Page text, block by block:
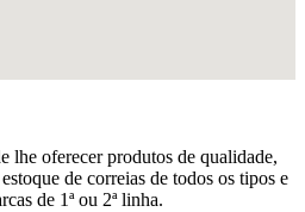
lhe oferecer produtos de qualidade,
de correias de todos os tipos e
de 1ª ou 2ª linha.